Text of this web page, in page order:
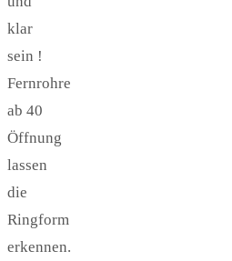
klar
sein !
Fernrohre
ab 40
Öffnung
lassen
die
Ringform
erkennen.